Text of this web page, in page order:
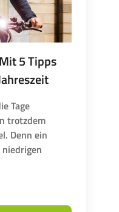
5 Tipps
Tage
trotzdem
Denn ein